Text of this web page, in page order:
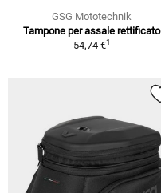
GSG Mototechnik
Tampone per assale rettificato
54,74 €1